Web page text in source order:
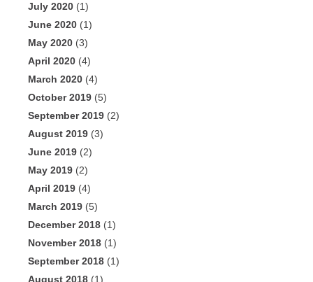
July 2020 (1)
June 2020 (1)
May 2020 (3)
April 2020 (4)
March 2020 (4)
October 2019 (5)
September 2019 (2)
August 2019 (3)
June 2019 (2)
May 2019 (2)
April 2019 (4)
March 2019 (5)
December 2018 (1)
November 2018 (1)
September 2018 (1)
August 2018 (1)